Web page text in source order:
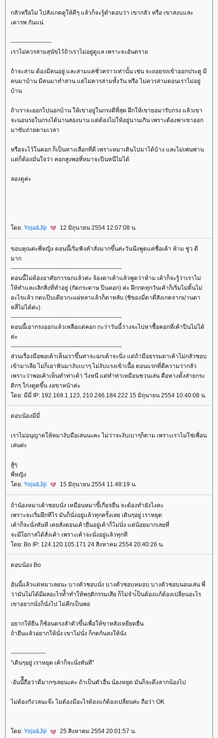
กลัวหรือไม่ ไปสังเกตดูให้ดีๆ แล้วก็จะรู้คำตอบว่า เขากลัว หรือ เขาสงบและ
เคารพ กันแน่
---------------------
เราไม่ควรล่ามสุนัขไว้ถ้าเราไม่อยู่ดูแล เพราะจะอันตรา
ถ้าจะล่าม ต้องมีคนอยู่ และล่ามแค่ชั่วคราวเท่านั้น เช่น จะถอยรถเข้าออกประตู มี
คนมาบ้าน มีคนมาทำสวน แต่ไม่ควรล่ามทั้งวัน หรือ ไม่ควรล่ามตอนเราไม่อยู่
บ้าน
ถ้าเราจะออกไปนอกบ้าน ให้เขาอยู่ในกรงดีที่สุด ฝึกให้เขายอมารับกรง แล้วเขา
จะนอนรอในกรงได้นานสองนาน แต่ต้องไม่ให้อยู่นานเกิน เพราะต้องพาเขาออก
มาขับถ่ายตามเวลา
หรือจะไว้ในคอก ก็เป็นทางเลือกที่ดี เพราะหมาเดินไปมาได้บ้าง และไม่เพ่นพ่าน
ต่ก็ต้องมั่นใจว่า คอกสูงพอที่หมาจะปีนหนีไม่ได้
ลองดูค่ะ
ดย: Yoja&Jiji 12 มิถุนายน 2554 12:07:08 น.
ขอบคุณค่ะพี่หญิง ตอนนี้เริ่มฟังคำสั่งมากขึ้นค่ะวันนึงพูดแค่ชื่อเค้า ห้าม ชู่ว ดี
มาก
---------------------------------------------------------
ตอนนี้ไม่ต้องอาศัยการฉกแล้วค่ะ จ้องตาเค้าแล้วพูดว่าห้าม เค้าก็จะรู้ว่าเราไม่
ห้ทำและเลิกสิ่งที่ทำอยู่ (กัดกระดาษ ปีนคอก) ค่ะ ฝึกกดทุกวันเค้าก็เริ่มไม่ดิ้นไม่
อะไรแล้ว กดแป๊บเดียวกะแผ่หลาแล้วก็ตาหลับ (ชิของมี่ตาตี่สังเกตจากม่านตา
หลี่ไม่ได้ค่ะ)
---------------------------------------------------------
ตอนนี้เอากรงออกแล้วเหลือแต่คอก กะว่าวันนี้ว่างจะไปหาซื้อคอกที่เค้าปีนไม่ได้
ค่ะ
---------------------------------------------------------
ส่วนเรื่องมือพอเค้าเห็นเราขึ้นท่าจะฉกเค้าจะนิ่ง แต่ถ้ามือธรรมดาเค้าไม่กลัวชอบ
เข้ามาเลีย ไม่ก็เอาฟันมางับเบาๆ ไม่งับแรงเข้าเนื้อ ตอนแรกที่ตีความว่ากลัว
เพราะว่าพอเค้าเห็นทำท่าเค้า วิ่งหนี แต่ทำท่าเหมือนชวนเล่น คือหางตั้งส่ายกระ
ดิกๆ โก่งตูดขึ้น งอขาหน้าค่ะ
ดย: มีมี่ IP: 192.169.1.123, 210.246.184.222 15 มิถุนายน 2554 10:40:08 น.
ตอบน้องมีมี่
เราไม่อนุญาตให้หมางับมือเล่นนะคะ ไม่ว่าจะงับเบาๆก็ตาม เพราะเราไม่ใช่เพื่อน
เล่นค่ะ
สู้ๆ
พี่หญิง
ดย: Yoja&Jiji 15 มิถุนายน 2554 11:48:19 น.
ถ้าน้องหมาเค้าชอบนั่ง เหมือนหมาขี้เกียจยืน จะต้องทำยังไงคะ
เพราะจะเริ่มฝึกทีไร มันก็นั่งอยู่แล้วทุกครั้งเลย เดินๆอยู่ เราหยุด
เค้าก็จะนั่งทันที เคยสั่งตอนเค้ายืนอยู่เค้าก็ไม่นั่ง แต่น้อยมากเลยที่
จะมีโอกาสได้สั่งเค้า เพราะเค้าจะนั่งอยู่แล้วทุกที
ดย: Bo IP: 124.120.105.171 24 สิงหาคม 2554 20:40:26 น.
ตอบน้อง Bo
อันนี้แล้วแต่หมาเลยนะ บางตัวชอบนั่ง บางตัวชอบหมอบ บางตัวชอบนอนเล่น พี่
ว่ามันไม่ได้มีผลอะไรที่ำทำให้พฤติกรรมเสีย ก็ไม่จำเ้ป็นต้องแก้ต้องเปลี่ยนอะไร
เขาอยากนั่งก็นั่งไป ไม่คึกเป็นพอ
อยากให้ยืน ก็ช้อนตรงลำตัวขึ้นเพื่อให้ขาหลังเหยียดยืน
ถ้ายืนแล้วอยากให้นั่ง เขาไม่นั่ง ก็กดก้นลงให้นั่ง
------------------
"เดินๆอยู่ เราหยุด เค้าก็จะนั่งทันที"
-อันนี้ืถือว่าดีมากๆเลยนะคะ ถ้าเป็นตัวอื่น น้องหยุด มันก็จะดึงลากน้องไป
ไม่ต้องกังวลนะจ๊ะ ไม่ต้องมีอะไรต้องแก้ต้องเปลี่ยนค่ะ ถือว่า OK
ดย: Yoja&Jiji 25 สิงหาคม 2554 20:01:57 น.